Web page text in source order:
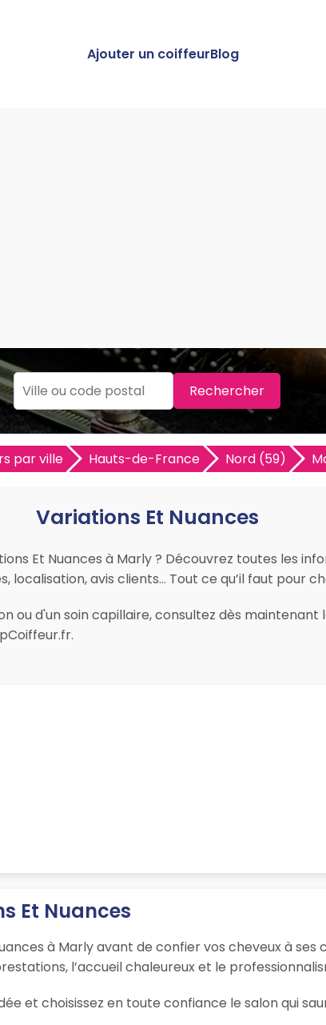
Ajouter un coiffeurBlog
Rechercher
par ville Hauts-de-France Nord (59)
Variations Et Nuances
Et Nuances à Marly ? Découvrez toutes les
localisation, avis clients… Tout ce qu’il faut pour
ou d'un soin capillaire, consultez dès
Et Nuances
à Marly avant de confier vos cheveux à
l’accueil chaleureux et le
et choisissez en toute confiance le salon qui